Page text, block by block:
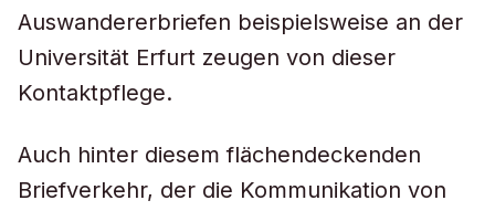
Auswandererbriefen beispielsweise an der
Universität Erfurt zeugen von dieser
Kontaktpflege.
Auch hinter diesem flächendeckenden
Briefverkehr, der die Kommunikation von